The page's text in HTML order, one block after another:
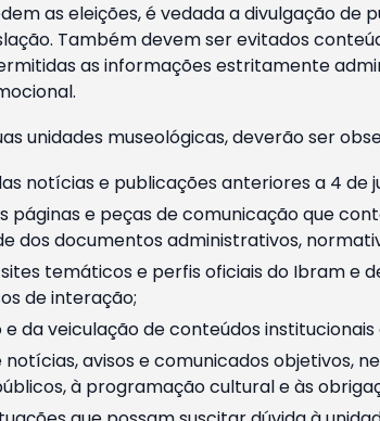
as eleições, é vedada a divulgação
Também devem ser evitados
as informações estritamente
unidades museológicas, deverão ser
notícias e publicações anteriores a 4 de
páginas e peças de comunicação que
dos documentos administrativos,
temáticos e perfis oficiais do Ibram e
de interação;
da veiculação de conteúdos
avisos e comunicados objetivos,
à programação cultural e às